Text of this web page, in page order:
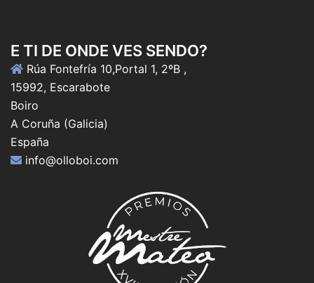
E TI DE ONDE VES SENDO?
Rúa Fontefría 10,Portal 1, 2ºB ,
15992, Escarabote
Boiro
A Coruña (Galicia)
España
info@olloboi.com